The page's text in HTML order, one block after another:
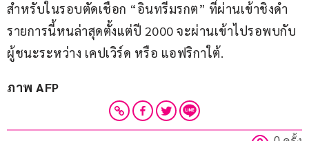
สำหรับในรอบตัดเชือก “อินทรีมรกต” ที่ผ่านเข้าชิงดำ
รายการนี้หนล่าสุดตั้งแต่ปี 2000 จะผ่านเข้าไปรอพบกับ
ผู้ชนะระหว่าง เคปเวิร์ด หรือ แอฟริกาใต้.
ภาพ AFP